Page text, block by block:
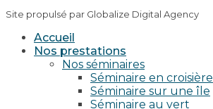
Site propulsé par Globalize Digital Agency
Accueil
Nos prestations
Nos séminaires
Séminaire en croisière
Séminaire sur une île
Séminaire au vert